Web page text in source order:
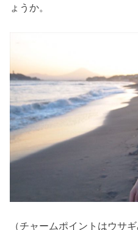
ょうか。
（チャームポイントはウサ